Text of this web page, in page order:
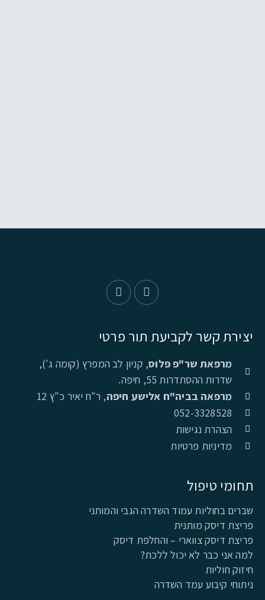
יצירת קשר לקביעת תור פרטי
מרפאת שר"פ פלוס, קניון לב המפרץ (קומה ג'),
שדרות ההסתדרות 55, חיפה.
מרפאה בביה"ח אלישע חיפה, ר"ח יאיר כ"ץ 12
052-3328528
הצהרת נגישות
מדיניות פרטיות
תחומי טיפול
שברים בחוליות עמוד השדרה הגבי והמותני
פריצת דיסק מותנית
פריצת דיסק צווארי – והחלפת דיסק
למה אני כבר לא יכול ללכת?
חיזוק חוליות
ניתוחי קיבוע עמד השדרה